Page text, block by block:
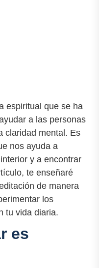
espiritual que se ha
a las personas
claridad mental. Es
nos ayuda a
y a encontrar
te enseñaré
de manera
los
tu vida diaria.
es